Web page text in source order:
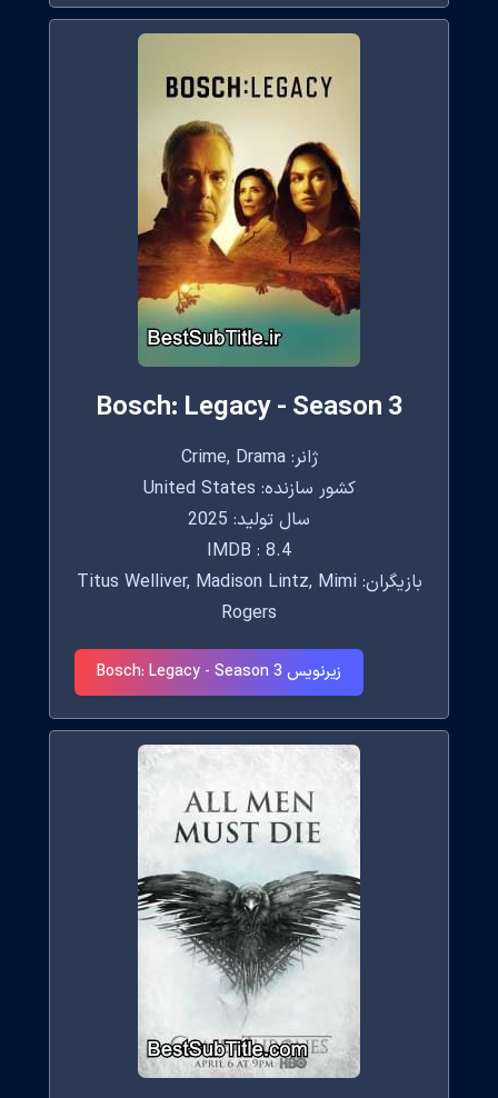
Bosch: Legacy - Season 3
ژانر: Crime, Drama
کشور سازنده: United States
سال تولید: 2025
IMDB : 8.4
بازیگران: Titus Welliver, Madison Lintz, Mimi
Rogers
زیرنویس Bosch: Legacy - Season 3